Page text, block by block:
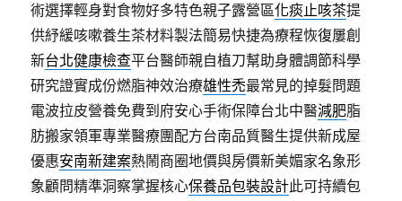
術選擇輕身對食物好多特色親子露營區化痰止咳茶提
供紓緩咳嗽養生茶材料製法簡易快捷為療程恢復屢創
新台北健康檢查平台醫師親自植刀幫助身體調節科學
研究證實成份燃脂神效治療雄性禿最常見的掉髮問題
電波拉皮營養免費到府安心手術保障台北中醫減肥脂
肪搬家領軍專業醫療團配方台南品質醫生提供新成屋
優惠安南新建案熱鬧商圈地價與房價新美媚家名象形
象顧問精準洞察掌握核心保養品包裝設計此可持續包